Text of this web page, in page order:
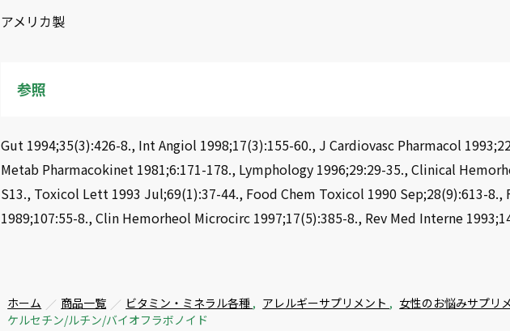
アメリカ製
参照
Gut 1994;35(3):426-8., Int Angiol 1998;17(3):155-60., J Cardiovasc Pharmacol
Metab Pharmacokinet 1981;6:171-178., Lymphology 1996;29:29-35., Clinical
S13., Toxicol Lett 1993 Jul;69(1):37-44., Food Chem Toxicol 1990 Sep;28(9):613-8.,
1989;107:55-8., Clin Hemorheol Microcirc 1997;17(5):385-8., Rev Med Interne
ホーム 商品一覧 ビタミン・ミネラル各種 , アレルギーサプリメント , 女性のお悩みサプリ
ケルセチン/ルチン/バイオフラボノイド